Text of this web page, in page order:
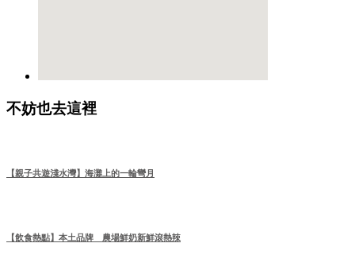
不妨也去這裡
【親子共遊淺水灣】海灘上的一輪彎月
【飲食熱點】本土品牌 農場鮮奶新鮮滾熱辣